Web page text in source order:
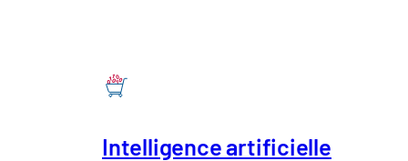
Intelligence artificielle